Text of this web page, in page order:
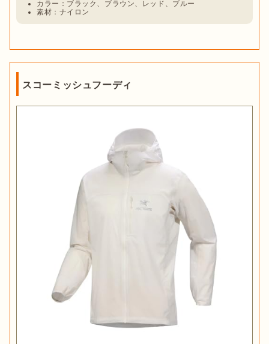
カラー：ブラック、ブラウン、レッド、ブルー
素材：ナイロン
スコーミッシュフーディ